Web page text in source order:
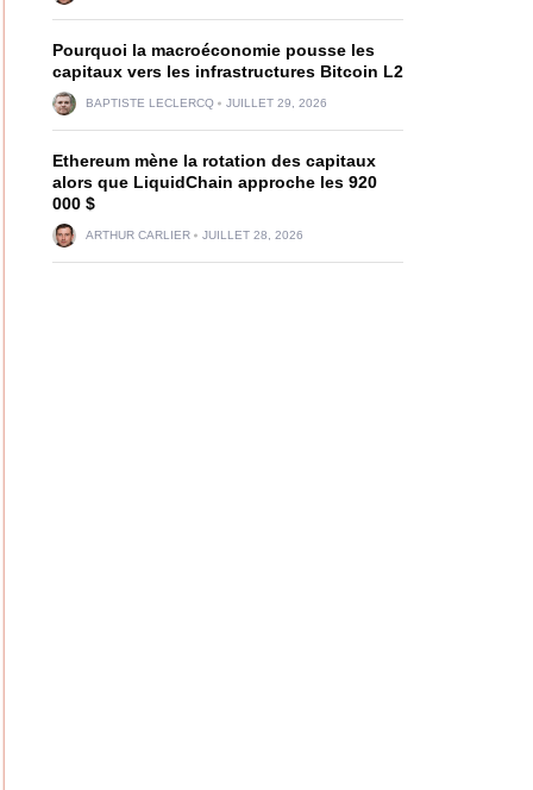
Pourquoi la macroéconomie pousse les
capitaux vers les infrastructures Bitcoin L2
BAPTISTE LECLERCQ JUILLET 29, 2026
Ethereum mène la rotation des capitaux
alors que LiquidChain approche les 920
000 $
ARTHUR CARLIER JUILLET 28, 2026